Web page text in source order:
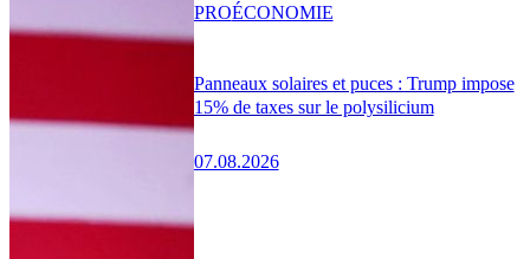
Panneaux solaires et puces : Trump impose
15% de taxes sur le polysilicium
07.08.2026
PROÉCONOMIE